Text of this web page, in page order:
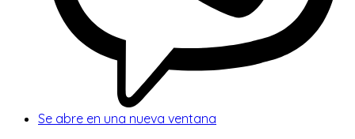
Se abre en una nueva ventana